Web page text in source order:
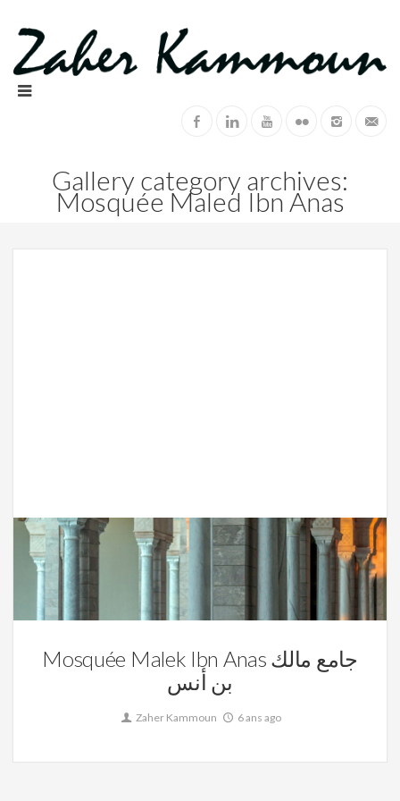
Gallery category archives:
Mosquée Maled Ibn Anas
La Tunisie, Mosquée Maled Ibn Anas
Mosquée Malek Ibn Anas جامع مالك
بن أنس
Zaher Kammoun 6 ans ago